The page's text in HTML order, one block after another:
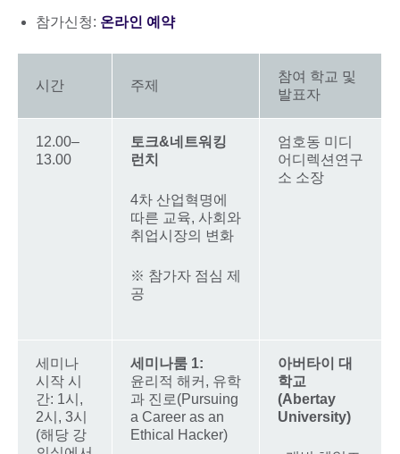
참가신청: 온라인 예약
시간 주제
참여 학교 및
발표자
12.00–
13.00
토크&네트워킹
런치
4차 산업혁명에
따른 교육, 사회와
취업시장의 변화
※ 참가자 점심 제
공
엄호동 미디
어디렉션연구
소 소장
세미나
시작 시
간: 1시,
2시, 3시
(해당 강
세미나룸 1:
윤리적 해커, 유학
과 진로(Pursuing
a Career as an
Ethical Hacker)
아버타이 대
학교
(Abertay
University)